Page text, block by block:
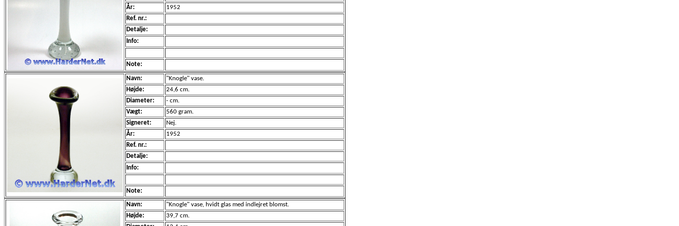
År:
1952
Ref. nr.:
Detalje:
Info:
Note:
Navn:
"Knogle" vase.
Højde:
24,6 cm.
Diameter:
- cm.
Vægt:
560 gram.
Signeret:
Nej.
År:
1952
Ref. nr.:
Detalje:
Info:
Note:
Navn:
"Knogle" vase, hvidt glas med indlejret blomst.
Højde:
39,7 cm.